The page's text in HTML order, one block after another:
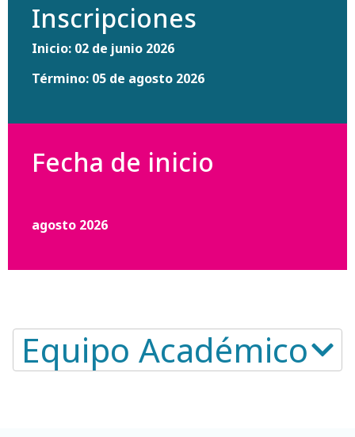
Inscripciones
Inicio: 02 de junio 2026
Término: 05 de agosto 2026
Fecha de inicio
agosto 2026
Equipo Académico​